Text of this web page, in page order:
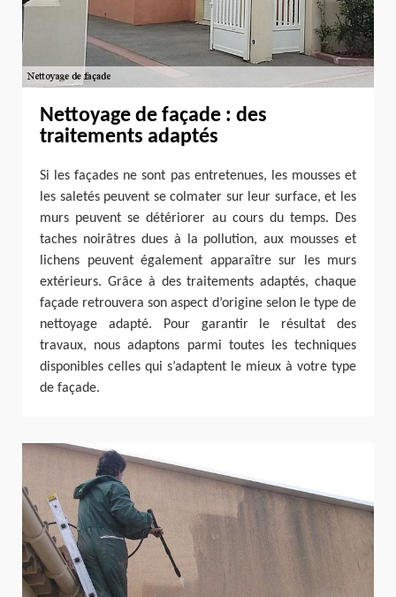
Nettoyage de façade : des
traitements adaptés
Si les façades ne sont pas entretenues, les mousses et
les saletés peuvent se colmater sur leur surface, et les
murs peuvent se détériorer au cours du temps. Des
taches noirâtres dues à la pollution, aux mousses et
lichens peuvent également apparaître sur les murs
extérieurs. Grâce à des traitements adaptés, chaque
façade retrouvera son aspect d’origine selon le type de
nettoyage adapté. Pour garantir le résultat des
travaux, nous adaptons parmi toutes les techniques
disponibles celles qui s’adaptent le mieux à votre type
de façade.